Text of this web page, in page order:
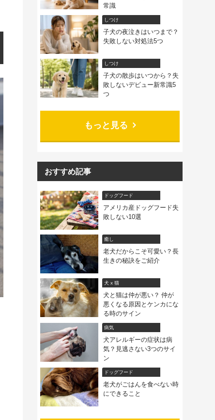
常識
しつけ
子犬の夜泣きはいつまで？
失敗しない対処法5つ
しつけ
子犬の散歩はいつから？失
敗しないデビュー新常識5
つ
もっと見る
おすすめ記事
ドッグフード
アメリカ産ドッグフード失
敗しない10選
癒し
老犬だからこそ可愛い？長
生きの秘訣をご紹介
犬 x 猫
犬と猫は仲が悪い？ 仲が
悪くなる原因とケンカにな
る時のサイン
病気
犬アレルギーの症状は病
気？見逃さない3つのサイ
ン
ドッグフード
老犬がごはんを食べない時
にできること